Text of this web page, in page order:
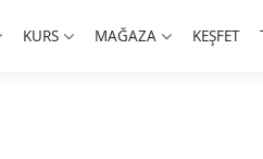
KURS MAĞAZA KEŞFET